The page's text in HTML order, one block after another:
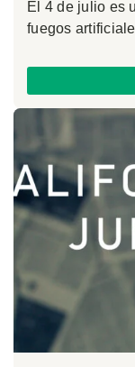
El 4 de julio es
fuegos